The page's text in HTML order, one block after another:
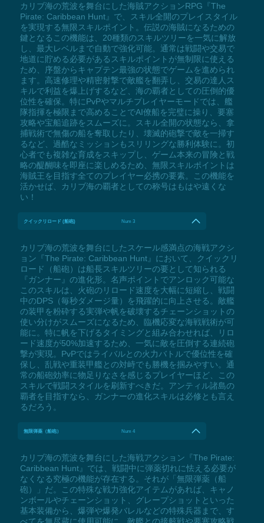
カリブ海の荒波を舞台にした海賊アクションRPG『The
Pirate: Caribbean Hunt』で、スキル全開のプレイスタイル
を実現する無限スキルポイント。伝説の海賊になるための
鍵となるこの機能は、20種類のスキルツリーを一気に解放
し、最大レベルまで自動で強化可能。通常は戦闘や交易で
地道に貯める必要があるスキルポイントが無制限に使える
ため、序盤からキャプテン最強の状態でゲームを進められ
ます。高速修理や精密射撃で敵艦を翻弄し、交易の達人ス
キルで利益を爆上げするなど、海の覇者としての圧倒的優
位性を確保。特にPvPやマルチプレイヤーモードでは、艦
隊指揮を極限まで高めることでAI僚船を完璧に操り、要塞
攻略や宝船追跡をスムーズに。スキル全開の状態なら、拿
捕戦術で無傷の船を奪取したり、壊滅的砲撃で敵を一掃す
るなど、過酷なミッションもスリリングな勝利体験に。初
心者でも複雑な育成をスキップし、ゲーム本来の冒険と戦
略の醍醐味を即座に楽しめるため、無限スキルポイントは
海賊王を目指す全てのプレイヤー必携の要素。この機能を
活かせば、カリブ海の覇者としての称号はもはや遠くな
い！
クイックリロード (船砲) Num 3
カリブ海の荒波を舞台にしたスケール感満点の海戦アクシ
ョン『The Pirate: Caribbean Hunt』において、クイックリ
ロード（船砲）は船長スキルツリーの要として知られる
『ガンナー』の進化形。名声ポイントでアンロック可能な
このスキルは、火砲のリロード速度を大幅に短縮し、戦闘
中のDPS（毎秒ダメージ量）を飛躍的に向上させる。敵艦
の装甲を粉砕する実弾や帆を破壊するチェーンショットの
使い分けがスムーズになるため、臨機応変な海戦戦術が可
能に。特に帆を下げるタイミングと組み合わせれば、リロ
ード速度が50%加速するため、一気に敵を圧倒する連続砲
撃が実現。PvPではライバルとの火力バトルで優位性を確
保し、乱戦や重装甲艦との対峙でも勝機を掴みやすい。通
常の船砲効率に物足りなさを感じるプレイヤーほど、この
スキルで戦闘スタイルを刷新すべきだ。アンティル諸島の
覇者を目指すなら、ガンナーの進化スキルは必修とも言え
るだろう。
無限弾薬（船砲） Num 4
カリブ海の荒波を舞台にした海戦アクション『The Pirate:
Caribbean Hunt』では、戦闘中に弾薬切れに怯える必要が
なくなる究極の機能が存在する。それが「無限弾薬（船
砲）」だ。この特殊な戦力強化アイテムがあれば、キャノ
ンボールやチェーンショット、グレープショットといった
基本装備から、爆弾や爆発バレルなどの特殊兵器まで、す